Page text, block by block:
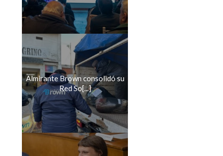
Almirante Brown consolidó su
Red So[...]